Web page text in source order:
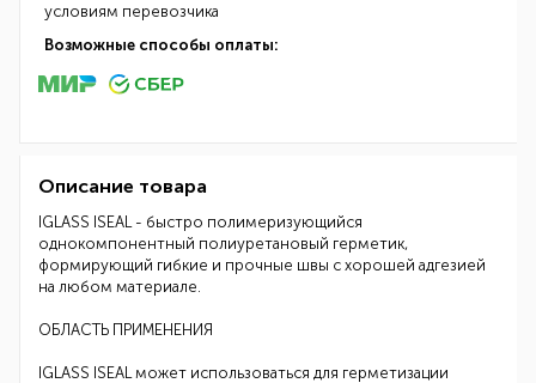
условиям перевозчика
Возможные способы оплаты:
Описание товара
IGLASS ISEAL - быстро полимеризующийся
однокомпонентный полиуретановый герметик,
формирующий гибкие и прочные швы с хорошей адгезией
на любом материале.
ОБЛАСТЬ ПРИМЕНЕНИЯ
IGLASS ISEAL может использоваться для герметизации